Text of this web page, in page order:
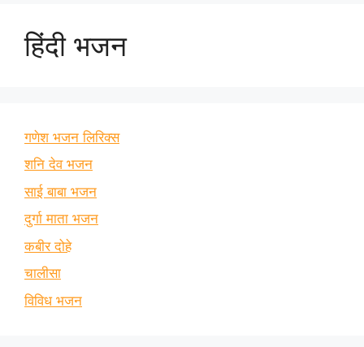
हिंदी भजन
गणेश भजन लिरिक्स
शनि देव भजन
साई बाबा भजन
दुर्गा माता भजन
कबीर दोहे
चालीसा
विविध भजन